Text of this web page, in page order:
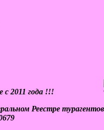
с 2011 года !!!
Реестре турагентов